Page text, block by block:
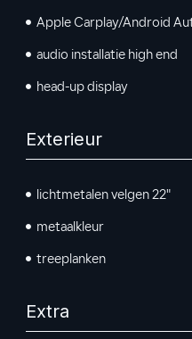
Apple Carplay/Android
audio installatie high end
head-up display
Exterieur
lichtmetalen velgen 22"
metaalkleur
treeplanken
Extra